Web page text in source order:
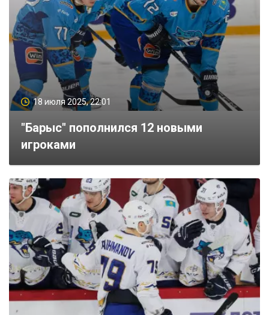
18 июля 2025, 22:01
"Барыс" пополнился 12 новыми
игроками